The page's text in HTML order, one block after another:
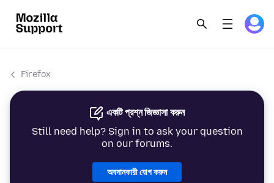
Firefox
একটি প্রশ্ন জিজ্ঞাসা করুন
Still need help? Sign in to ask your question
on our forums.
অবদানকারী যোগ করুন